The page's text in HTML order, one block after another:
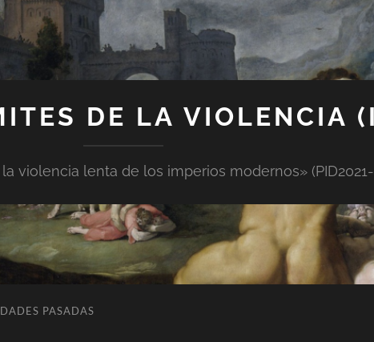
DE LA VIOLENCIA
violencia lenta de los imperios modernos» (PID2021-
PASADAS